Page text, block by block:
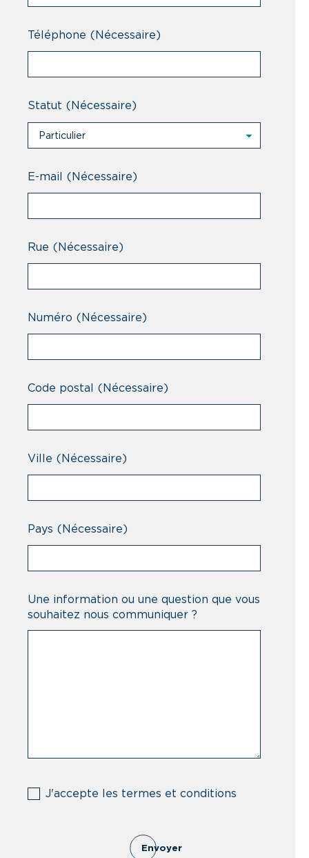
Téléphone (Nécessaire)
Statut (Nécessaire)
Particulier
Professionnel
E-mail (Nécessaire)
Rue (Nécessaire)
Numéro (Nécessaire)
Code postal (Nécessaire)
Ville (Nécessaire)
Pays (Nécessaire)
Une information ou une question que vous
souhaitez nous communiquer ?
(Nécessaire)
J'accepte les termes et conditions
Envoyer